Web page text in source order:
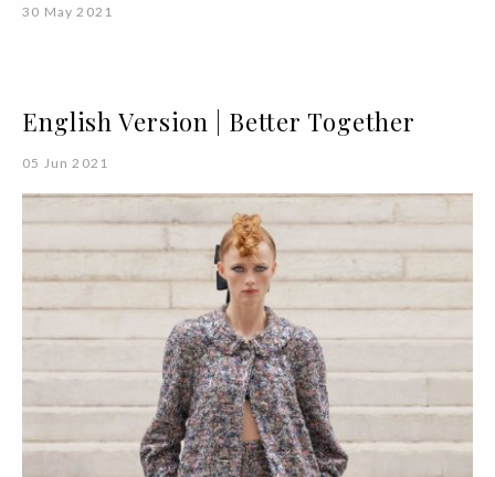
30 May 2021
English Version | Better Together
05 Jun 2021